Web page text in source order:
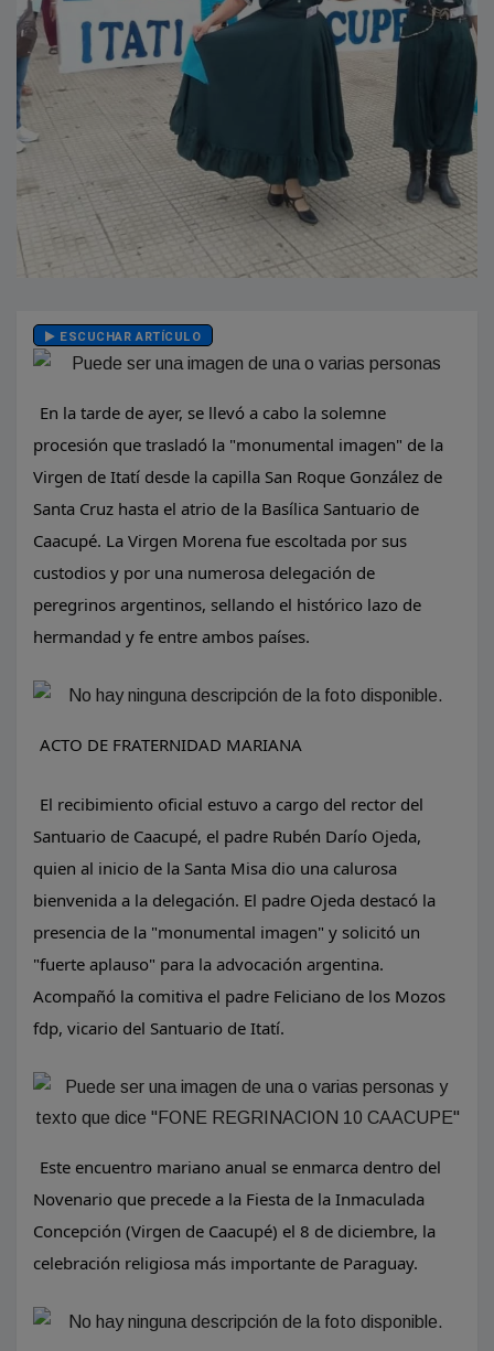
ESCUCHAR ARTÍCULO
​En la tarde de ayer, se llevó a cabo la solemne
procesión que trasladó la "monumental imagen" de la
Virgen de Itatí desde la capilla San Roque González de
Santa Cruz hasta el atrio de la Basílica Santuario de
Caacupé. La Virgen Morena fue escoltada por sus
custodios y por una numerosa delegación de
peregrinos argentinos, sellando el histórico lazo de
hermandad y fe entre ambos países.
ACTO DE FRATERNIDAD MARIANA
El recibimiento oficial estuvo a cargo del rector del
Santuario de Caacupé, el padre Rubén Darío Ojeda,
quien al inicio de la Santa Misa dio una calurosa
bienvenida a la delegación. El padre Ojeda destacó la
presencia de la "monumental imagen" y solicitó un
"fuerte aplauso" para la advocación argentina.
Acompañó la comitiva el padre Feliciano de los Mozos
fdp, vicario del Santuario de Itatí.
Este encuentro mariano anual se enmarca dentro del
Novenario que precede a la Fiesta de la Inmaculada
Concepción (Virgen de Caacupé) el 8 de diciembre, la
celebración religiosa más importante de Paraguay.